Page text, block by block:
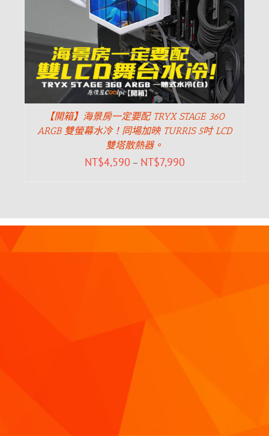
【開箱】海景房一定要配 TRYX STAGE 360
ARGB 雙螢幕水冷！同場加映 TURRIS 5吋 LCD
雙塔散熱器。
NT$4,590 – NT$7,990